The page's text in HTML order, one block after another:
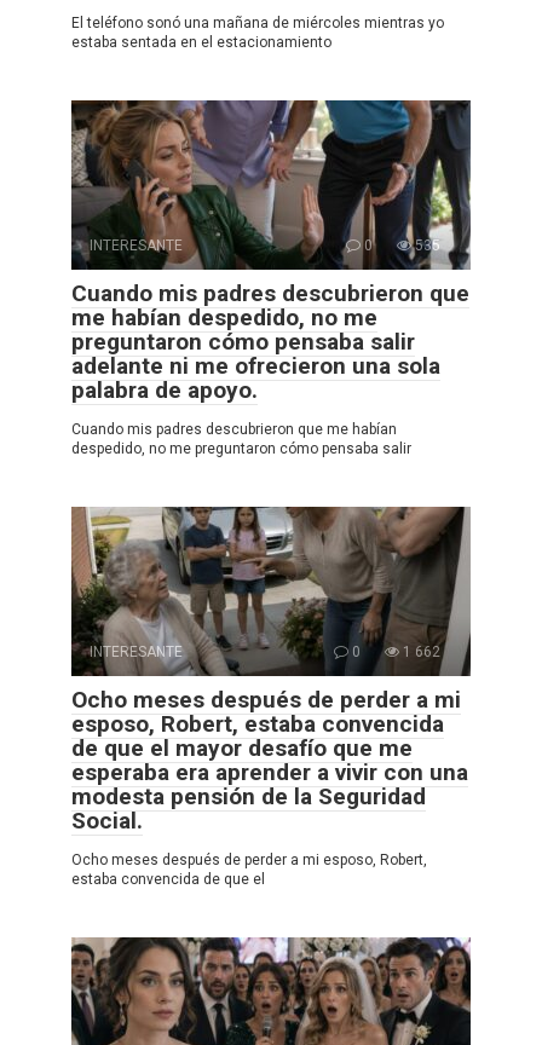
El teléfono sonó una mañana de miércoles mientras yo
estaba sentada en el estacionamiento
INTERESANTE 0 535
Cuando mis padres descubrieron que
me habían despedido, no me
preguntaron cómo pensaba salir
adelante ni me ofrecieron una sola
palabra de apoyo.
Cuando mis padres descubrieron que me habían
despedido, no me preguntaron cómo pensaba salir
INTERESANTE 0 1 662
Ocho meses después de perder a mi
esposo, Robert, estaba convencida
de que el mayor desafío que me
esperaba era aprender a vivir con una
modesta pensión de la Seguridad
Social.
Ocho meses después de perder a mi esposo, Robert,
estaba convencida de que el